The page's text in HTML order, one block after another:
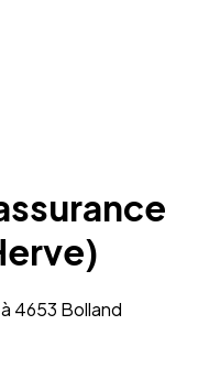
4653 Bolland